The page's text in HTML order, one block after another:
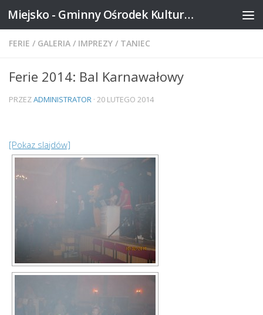
Skip to content Miejsko - Gminny Ośrodek Kultury w Mikstacie
FERIE / GALERIA / IMPREZY / TANIEC
Ferie 2014: Bal Karnawałowy
PRZEZADMINISTRATOR · 20 LUTEGO 2014
[Pokaz slajdów]